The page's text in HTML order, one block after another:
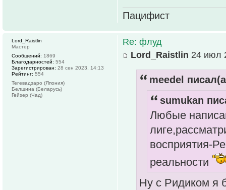
Пацифист
Re: флуд
Lord_Raistlin 24 июл
meedel
sumukan
Любые
восприятия-
реальности
Ну с Ридиком я
Lord_Raistlin
Мастер
Сообщений: 1869
Благодарностей: 554
Зарегистрирован: 28 сен 2023, 14:13
Рейтинг: 554
Тегевадзаро (Япония)
Белшина (Беларусь)
Гейзер (Чад)